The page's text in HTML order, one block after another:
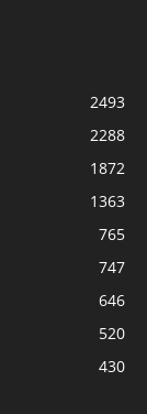
2493
2288
1872
1363
765
747
646
520
430